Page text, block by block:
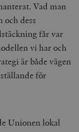
Vad man
och dess
får var
vi har och
är både vägen
för
Unionen lokal